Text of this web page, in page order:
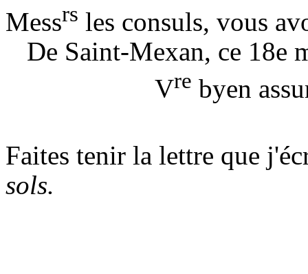
Messrs les consuls, vous
De Saint-Mexan, ce 18e
Vre byen
Faites tenir la lettre que
sols.